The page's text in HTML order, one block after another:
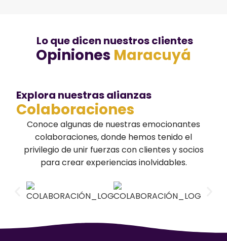
Lo que dicen nuestros clientes
Opiniones Maracuyá
Explora nuestras alianzas
Colaboraciones
Conoce algunas de nuestras emocionantes
colaboraciones, donde hemos tenido el
privilegio de unir fuerzas con clientes y socios
para crear experiencias inolvidables.